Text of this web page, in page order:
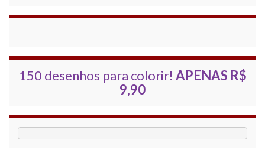
150 desenhos para colorir! APENAS R$
9,90